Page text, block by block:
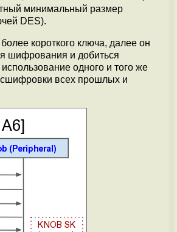
минимальный размер
DES).
короткого ключа, далее он
шифрования и добиться
одного и того же
всех прошлых и